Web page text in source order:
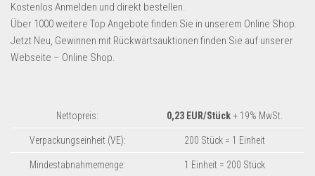
B2B Produkte
Grosshandel
Amazon
Kostenlos verkaufen
Anmelden
Kostenlos Anmelden und direkt bestellen.
Über 1000 weitere Top Angebote finden Sie in unserem Online Shop.
Jetzt Neu, Gewinnen mit Rückwärtsauktionen finden Sie auf unserer
Webseite – Online Shop.
Nettopreis: 0,23 EUR/Stück+ 19% MwSt.
Verpackungseinheit (VE): 200 Stück = 1 Einheit
Mindestabnahmemenge: 1 Einheit = 200 Stück